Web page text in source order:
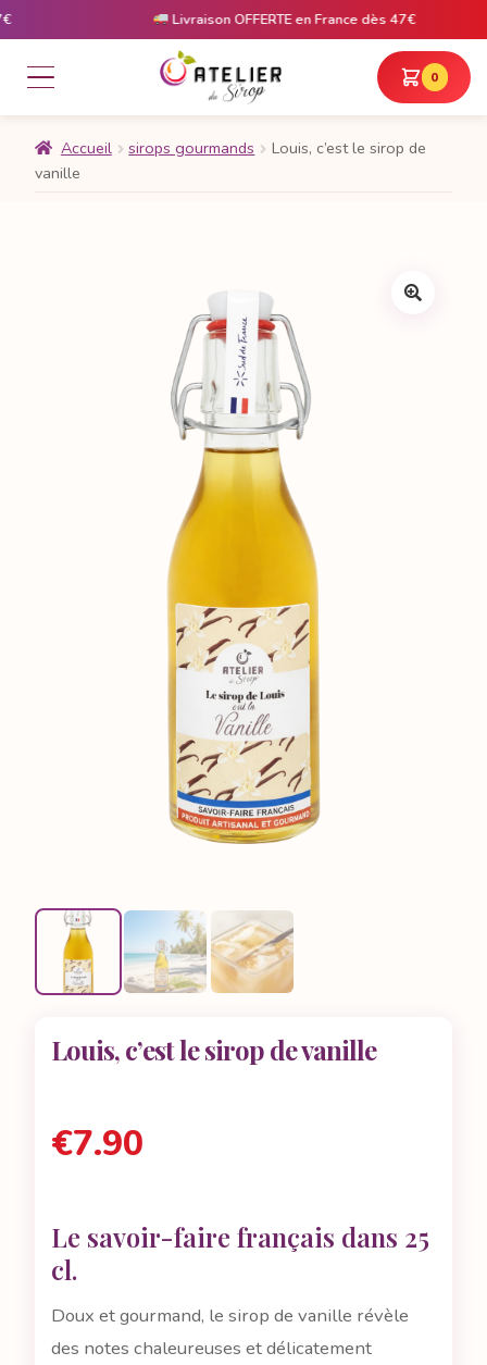
Livraison OFFERTE en France dès 47€
0
Accueil sirops gourmands
Louis, c’est le sirop de
vanille
Louis, c’est le sirop de vanille
€7.90
Le savoir-faire français dans 25
cl.
Doux et gourmand, le sirop de vanille révèle
des notes chaleureuses et délicatement